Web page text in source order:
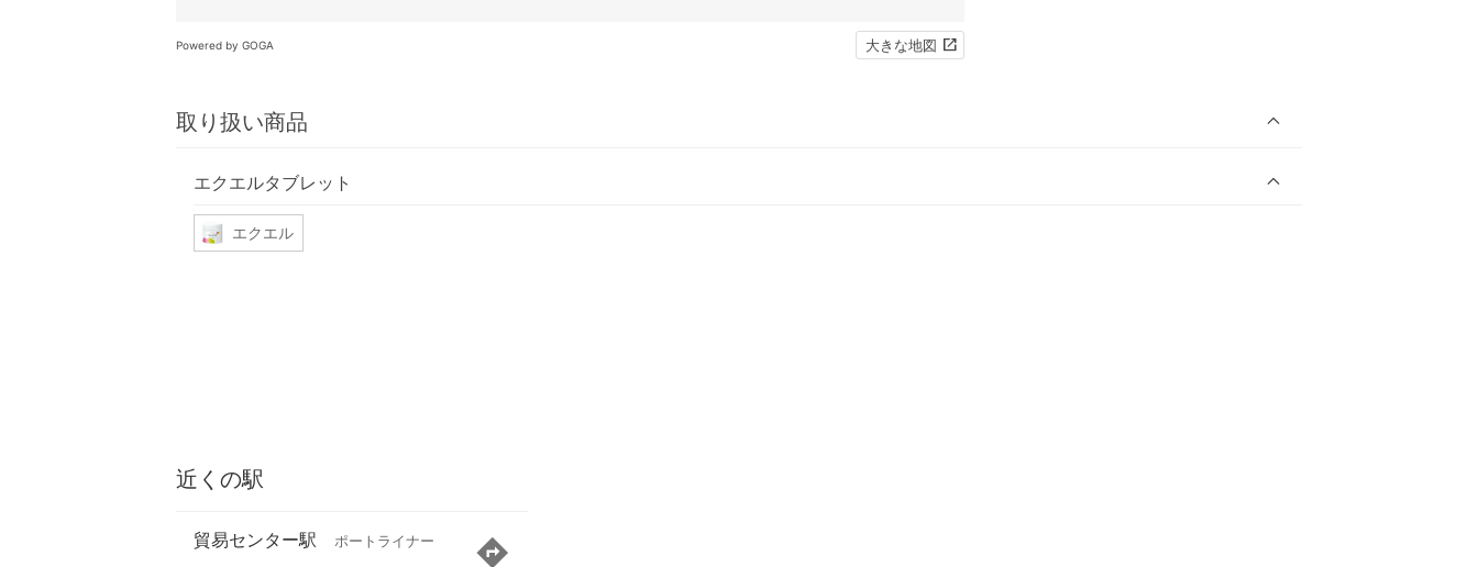
Powered by GOGA 大きな地図
取り扱い商品
エクエルタブレット
エクエル
近くの駅
貿易センター駅 ポートライナー